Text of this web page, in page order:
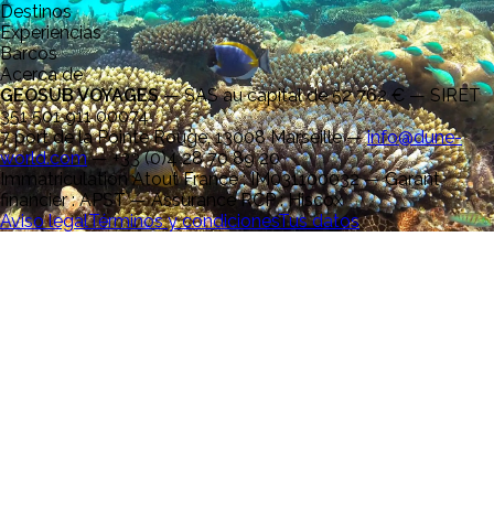
Destinos
Experiencias
Barcos
Acerca de
GEOSUB VOYAGES—SAS au capital de 52 762 € — SIRET
351 501 911 00074
7 port de la Pointe Rouge, 13008 Marseille—info@dune-
world.com—+33 (0)4 28 70 89 20
Immatriculation Atout France : IM031100032 — Garant
financier : APST — Assurance RCP : Hiscox
Aviso legalTérminos y condicionesTus datos